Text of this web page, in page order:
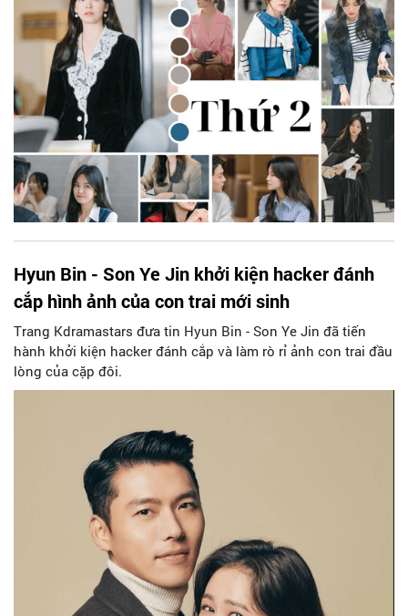
Hyun Bin - Son Ye Jin khởi kiện hacker đánh
cắp hình ảnh của con trai mới sinh
Trang Kdramastars đưa tin Hyun Bin - Son Ye Jin đã tiến
hành khởi kiện hacker đánh cắp và làm rò rỉ ảnh con trai đầu
lòng của cặp đôi.